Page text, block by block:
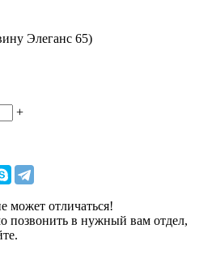
Элеганс 65)
+
может отличаться!
позвонить в нужный вам отдел,